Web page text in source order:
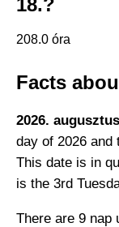
18.?
208.0 óra
Facts
2026.
day of 2026 and
This date is in
is the 3rd
There are 9